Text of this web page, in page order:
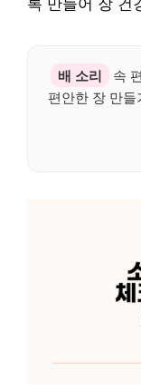
록 만들어 장 건
배 소리
속
편안한 장 만